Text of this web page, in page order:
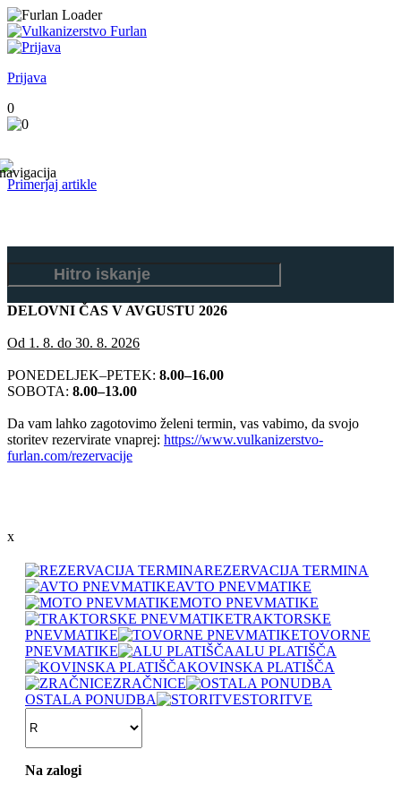
Prijava
0
Primerjaj artikle
DELOVNI ČAS V AVGUSTU 2026
Od 1. 8. do 30. 8. 2026
PONEDELJEK–PETEK: 8.00–16.00
SOBOTA: 8.00–13.00
Da vam lahko zagotovimo želeni termin, vas vabimo, da svojo
storitev rezervirate vnaprej: https://www.vulkanizerstvo-
furlan.com/rezervacije
x
REZERVACIJA TERMINA
AVTO PNEVMATIKE
MOTO PNEVMATIKE
TRAKTORSKE
PNEVMATIKE
TOVORNE
PNEVMATIKE
ALU PLATIŠČA
KOVINSKA PLATIŠČA
ZRAČNICE
OSTALA PONUDBA
STORITVE
Na zalogi